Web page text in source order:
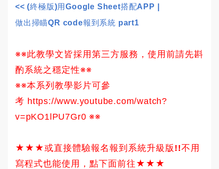
<< (終極版)用Google Sheet搭配APP |
做出掃瞄QR code報到系統 part1
※※此教學文皆採用第三方服務，使用前請先斟
酌系統之穩定性※※
※※本系列教學影片可參
考 https://www.youtube.com/watch?
v=pKO1lPU7Gr0 ※※
★★★或直接體驗報名報到系統升級版!!不用
寫程式也能使用，點下面前往★★★